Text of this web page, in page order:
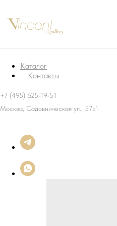
Каталог
Контакты
+7 (495) 625-19-51
Москва, Садовническая ул., 57с1